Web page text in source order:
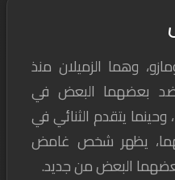
وهما الزميلان منذ
ضد بعضهما البعض في
يتقدم الثنائي في
يظهر شخص غامض
البعض من جديد.